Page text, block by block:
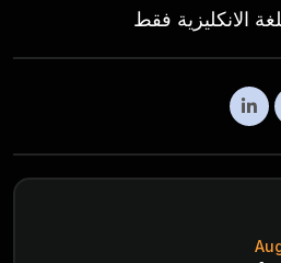
الانكليزية فقط